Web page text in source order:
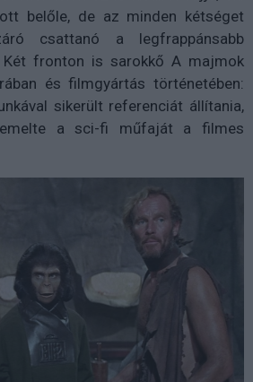
belőle, de az minden kétséget
csattanó a legfrappánsabb
Két fronton is sarokkő A majmok
és filmgyártás történetében:
sikerült referenciát állítania,
a sci-fi műfaját a filmes